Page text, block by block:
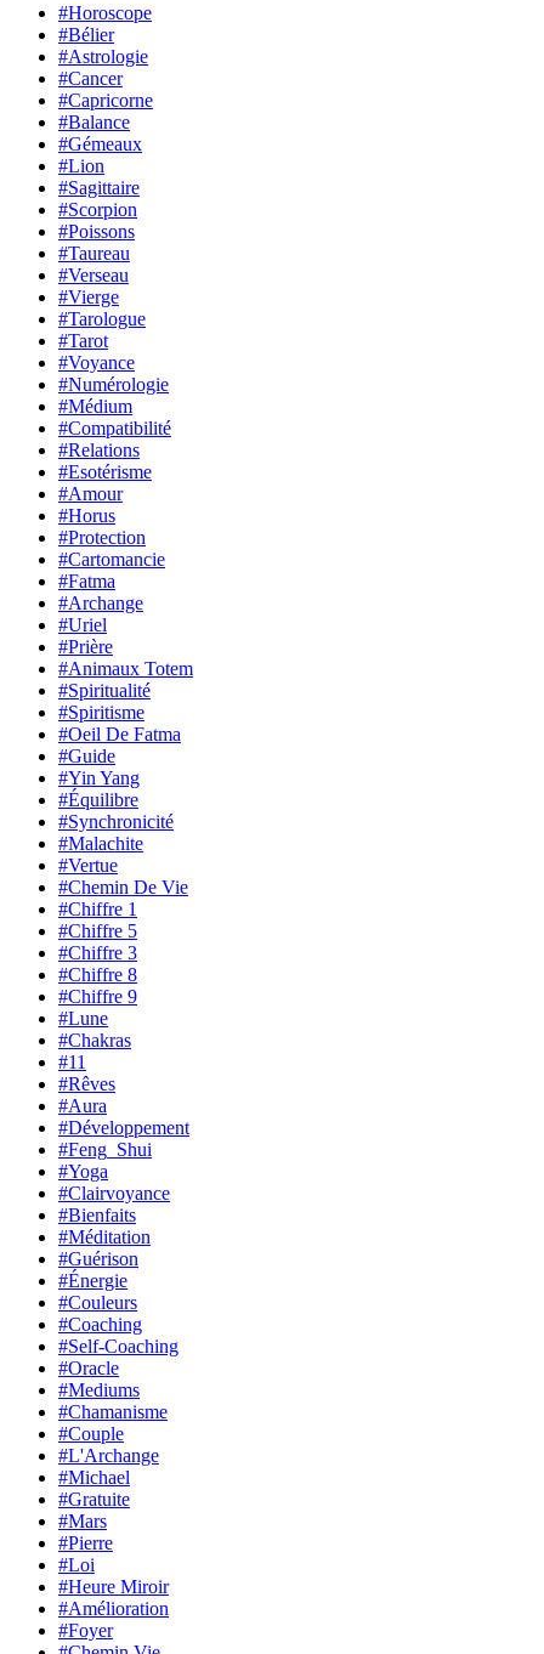
#Horoscope
#Bélier
#Astrologie
#Cancer
#Capricorne
#Balance
#Gémeaux
#Lion
#Sagittaire
#Scorpion
#Poissons
#Taureau
#Verseau
#Vierge
#Tarologue
#Tarot
#Voyance
#Numérologie
#Médium
#Compatibilité
#Relations
#Esotérisme
#Amour
#Horus
#Protection
#Cartomancie
#Fatma
#Archange
#Uriel
#Prière
#Animaux Totem
#Spiritualité
#Spiritisme
#Oeil De Fatma
#Guide
#Yin Yang
#Équilibre
#Synchronicité
#Malachite
#Vertue
#Chemin De Vie
#Chiffre 1
#Chiffre 5
#Chiffre 3
#Chiffre 8
#Chiffre 9
#Lune
#Chakras
#11
#Rêves
#Aura
#Développement
#Feng_Shui
#Yoga
#Clairvoyance
#Bienfaits
#Méditation
#Guérison
#Énergie
#Couleurs
#Coaching
#Self-Coaching
#Oracle
#Mediums
#Chamanisme
#Couple
#L'Archange
#Michael
#Gratuite
#Mars
#Pierre
#Loi
#Heure Miroir
#Amélioration
#Foyer